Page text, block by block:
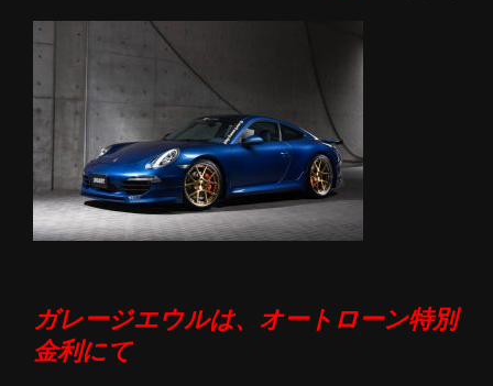
ガレージエウルは、オートローン特別
金利にて